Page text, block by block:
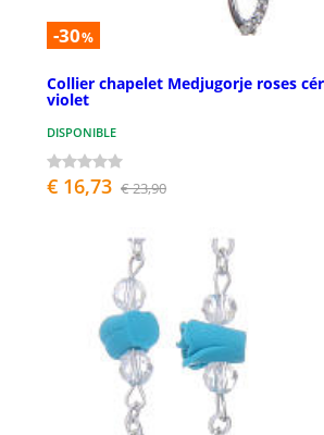
-30%
Collier chapelet Medjugorje roses
violet
DISPONIBLE
€ 16,73 € 23,90